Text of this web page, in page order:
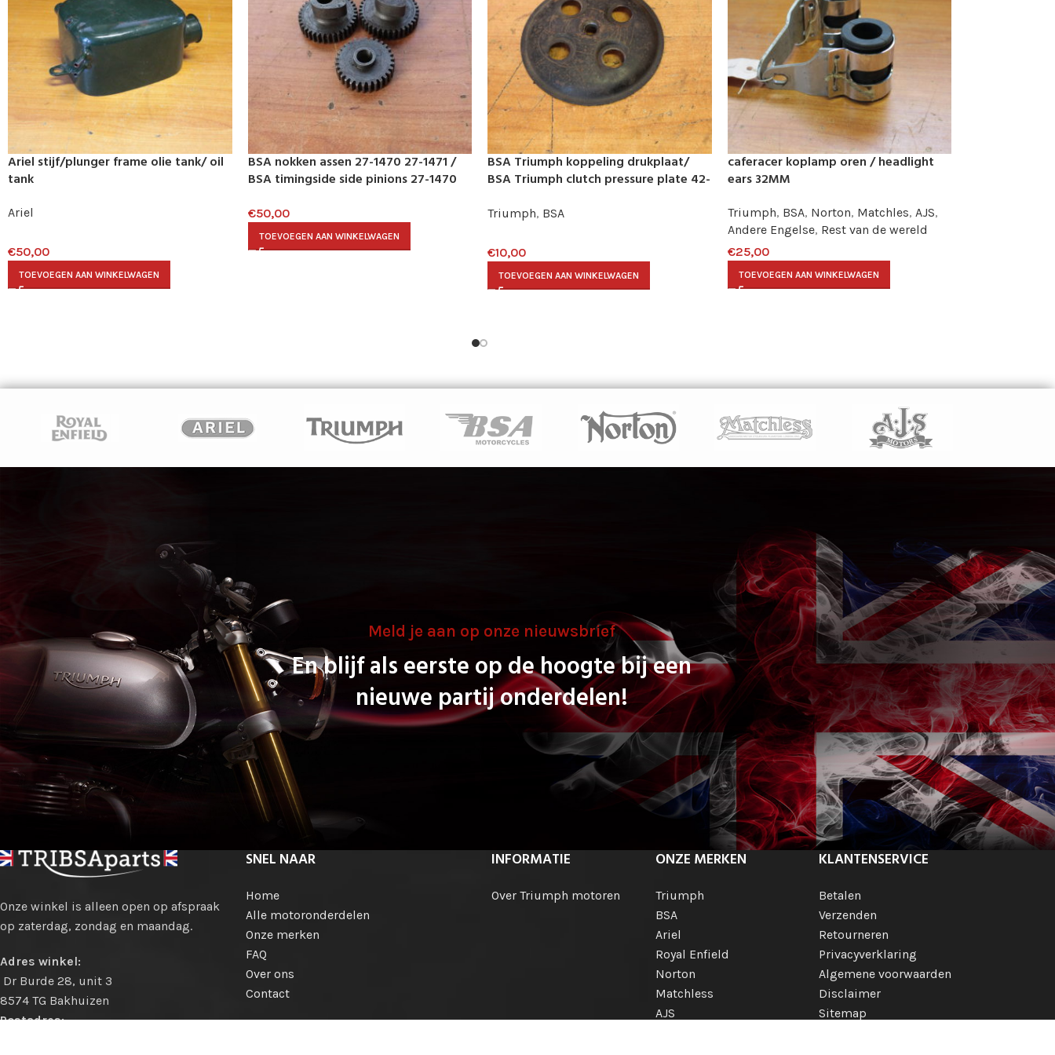
Ariel stijf/plunger frame olie tank/ oil
tank
Ariel
€50,00
TOEVOEGEN AAN WINKELWAGEN
BSA nokken assen 27-1470 27-1471 /
BSA timingside side pinions 27-1470
€50,00
TOEVOEGEN AAN WINKELWAGEN
BSA Triumph koppeling drukplaat/
BSA Triumph clutch pressure plate 42-
Triumph, BSA
€10,00
TOEVOEGEN AAN WINKELWAGEN
caferacer koplamp oren / headlight
ears 32MM
Triumph, BSA, Norton, Matchles, AJS,
Andere Engelse, Rest van de wereld
€25,00
TOEVOEGEN AAN WINKELWAGEN
Meld je aan op onze nieuwsbrief
En blijf als eerste op de hoogte bij een
nieuwe partij onderdelen!
Onze winkel is alleen open op afspraak
op zaterdag, zondag en maandag.
Adres winkel:
Dr Burde 28, unit 3
8574 TG Bakhuizen
Postadres:
SNEL NAAR
Home
Alle motoronderdelen
Onze merken
FAQ
Over ons
Contact
INFORMATIE
Over Triumph motoren
ONZE MERKEN
Triumph
BSA
Ariel
Royal Enfield
Norton
Matchless
AJS
KLANTENSERVICE
Betalen
Verzenden
Retourneren
Privacyverklaring
Algemene voorwaarden
Disclaimer
Sitemap